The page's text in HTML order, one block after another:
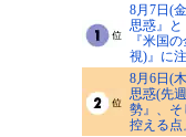
8月7日(
思惑』と
『米国
視)』に
8月6日(
思惑(先
勢』、そ
控える